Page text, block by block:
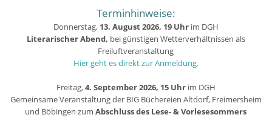
Terminhinweise:
Donnerstag, 13. August 2026, 19 Uhrim DGH
Literarischer Abend, bei günstigen Wetterverhältnissen als
Freiluftveranstaltung
Hier geht es direkt zur Anmeldung.
Freitag,4. September 2026, 15 Uhrim DGH
Gemeinsame Veranstaltung der BIG Büchereien Altdorf, Freimersheim
und Böbingen zumAbschluss des Lese- & Vorlesesommers